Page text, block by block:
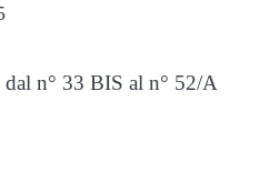
n° 33 BIS al n° 52/A